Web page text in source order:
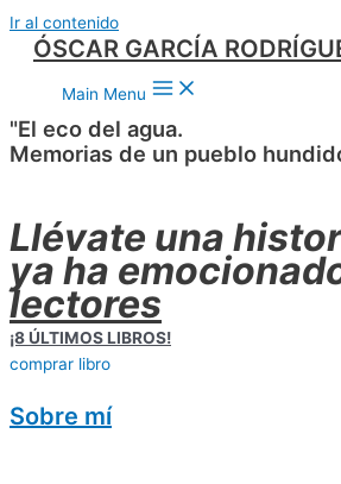
Ir al contenido
ÓSCAR GARCÍA
Main Menu
"El eco del agua.
Memorias de un pueblo
Llévate una
ya ha
lectores
¡8 ÚLTIMOS LIBROS!
comprar libro
Sobre mí